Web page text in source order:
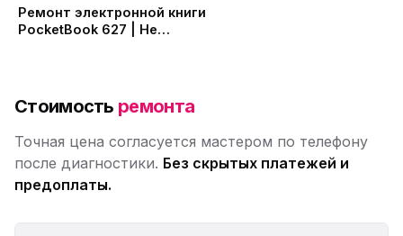
Ремонт электронной книги
PocketBook 627 | Не
Стоимость ремонта
Точная цена согласуется мастером по телефону
после диагностики. Без скрытых платежей и
предоплаты.